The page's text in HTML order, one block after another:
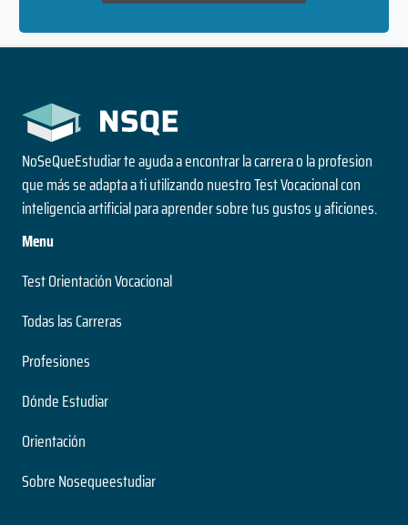
NoSeQueEstudiar te ayuda a encontrar la carrera o la profesion
que más se adapta a ti utilizando nuestro Test Vocacional con
inteligencia artificial para aprender sobre tus gustos y aficiones.
Menu
Test Orientación Vocacional
Todas las Carreras
Profesiones
Dónde Estudiar
Orientación
Sobre Nosequeestudiar